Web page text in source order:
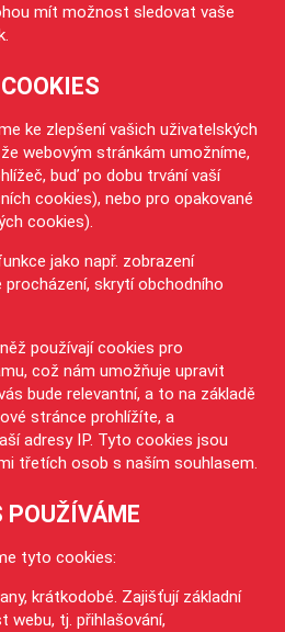
mít možnost sledovat vaše
ke zlepšení vašich uživatelských
webovým stránkám umožníme,
buď po dobu trvání vaší
cookies), nebo pro opakované
cookies).
jako např. zobrazení
skrytí obchodního
používají cookies pro
což nám umožňuje upravit
bude relevantní, a to na základě
stránce prohlížíte, a
adresy IP. Tyto cookies jsou
třetích osob s naším souhlasem.
POUŽÍVÁME
tyto cookies:
krátkodobé. Zajišťují základní
webu, tj. přihlašování,